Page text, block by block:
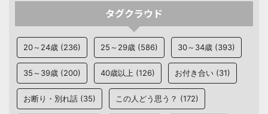
タグクラウド
20～24歳 (236) 25～29歳 (586) 30～34歳 (393)
35～39歳 (200) 40歳以上 (126) お付き合い (31)
お断り・別れ話 (35) この人どう思う？ (172)